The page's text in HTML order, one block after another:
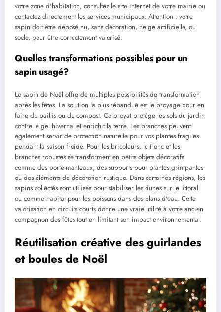
votre zone d'habitation, consultez le site internet de votre mairie ou
contactez directement les services municipaux. Attention : votre
sapin doit être déposé nu, sans décoration, neige artificielle, ou
socle, pour être correctement valorisé.
Quelles transformations possibles pour un
sapin usagé?
Le sapin de Noël offre de multiples possibilités de transformation
après les fêtes. La solution la plus répandue est le broyage pour en
faire du paillis ou du compost. Ce broyat protège les sols du jardin
contre le gel hivernal et enrichit la terre. Les branches peuvent
également servir de protection naturelle pour vos plantes fragiles
pendant la saison froide. Pour les bricoleurs, le tronc et les
branches robustes se transforment en petits objets décoratifs
comme des porte-manteaux, des supports pour plantes grimpantes
ou des éléments de décoration rustique. Dans certaines régions, les
sapins collectés sont utilisés pour stabiliser les dunes sur le littoral
ou comme habitat pour les poissons dans des plans d'eau. Cette
valorisation en circuits courts donne une vraie utilité à votre ancien
compagnon des fêtes tout en limitant son impact environnemental.
Réutilisation créative des guirlandes
et boules de Noël